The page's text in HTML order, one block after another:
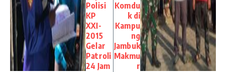
Polisi
KP
XXI-
2015
Gelar
Patroli
24 Jam
Komdu
k di
Kampu
ng
Jambuk
Makmu
r